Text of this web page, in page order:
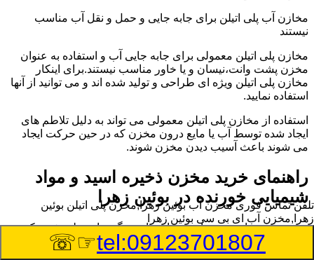
مخازن آب پلی اتیلن برای جابه جایی و حمل و نقل آب مناسب
نیستند
مخازن پلی اتیلن معمولی برای جابه جایی آب و استفاده به عنوان
مخزن پشت وانت،نیسان و یا خاور مناسب نیستند.برای اینکار
مخازن پلی اتیلن ویژه ای طراحی و تولید شده اند و می توانید از آنها
استفاده نمایید.
استفاده از مخازن پلی اتیلن معمولی می تواند به دلیل تلاطم های
ایجاد شده توسط آب یا مایع درون مخزن که در حین حرکت ایجاد
می شوند باعث آسیب دیدن مخزن شوند.
راهنمای خرید مخزن ذخیره اسید و مواد
شیمیایی خورنده در بوئین زهرا
مخزن ذخیره اسید و مواد شیمیایی باید به گونه ای تولید شوند که
بتوانند در برابر چگالی نسبتا بالا و خورندگی انواع اسیدها مقاومت
کافی داشته باشند.به همین دلیل نمی توان در هر مخزنی اسید و مواد
تلفن تماس فوریمخزن آب بوئین زهرا,مخزن پلی اتیلن بوئین
زهرا,مخزن آب ای بی سی بوئین زهرا
tel:09123701807
☞☏